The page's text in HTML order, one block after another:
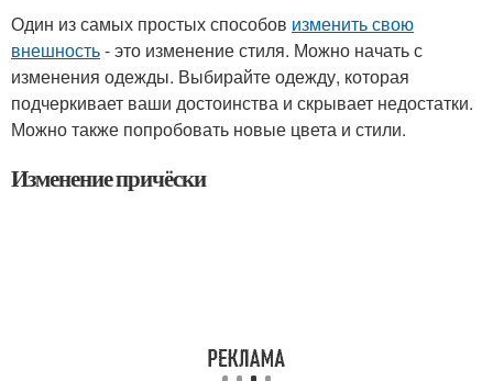
Один из самых простых способов изменить свою
внешность- это изменение стиля. Можно начать с
изменения одежды. Выбирайте одежду, которая
подчеркивает ваши достоинства и скрывает недостатки.
Можно также попробовать новые цвета и стили.
Изменение причёски